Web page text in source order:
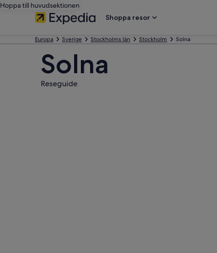
Hoppa till huvudsektionen
Shoppa resor
Europa Sverige Stockholms län Stockholm Solna
Solna
Reseguide